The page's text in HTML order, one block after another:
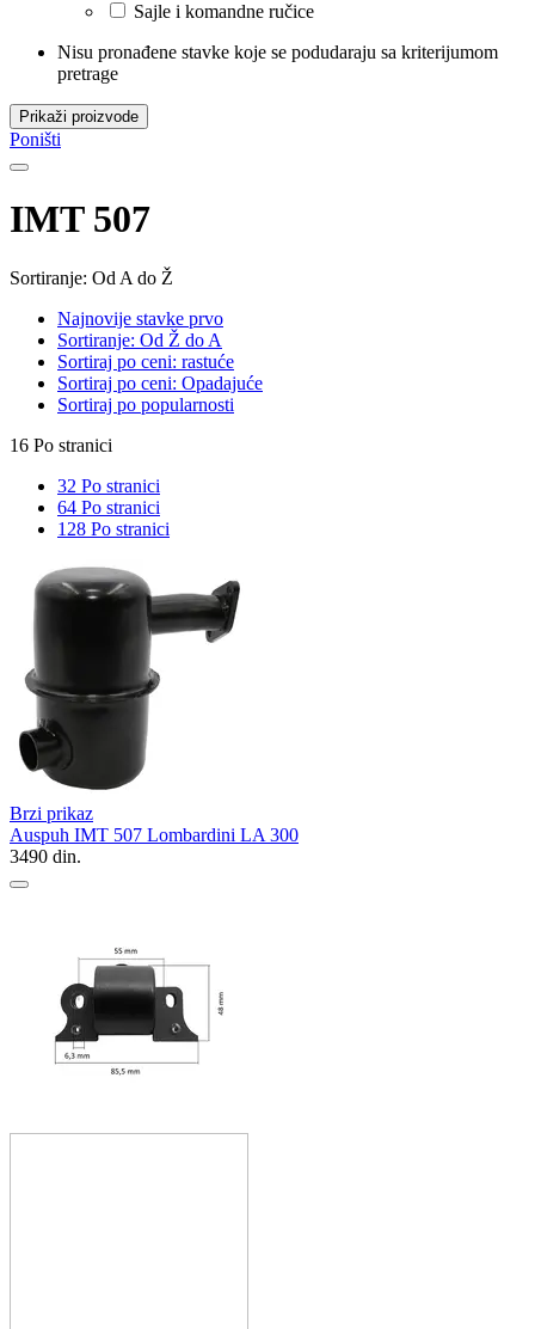
Sajle i komandne ručice
Nisu pronađene stavke koje se podudaraju sa kriterijumom
pretrage
Prikaži proizvode
Poništi
IMT 507
Sortiranje: Od A do Ž
Najnovije stavke prvo
Sortiranje: Od Ž do A
Sortiraj po ceni: rastuće
Sortiraj po ceni: Opadajuće
Sortiraj po popularnosti
16 Po stranici
32 Po stranici
64 Po stranici
128 Po stranici
Brzi prikaz
Auspuh IMT 507 Lombardini LA 300
3490 din.